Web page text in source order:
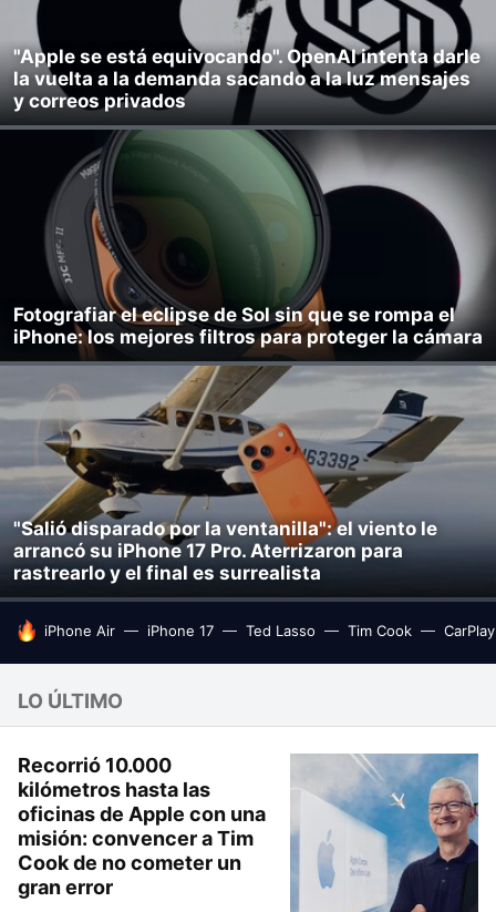
"Apple se está equivocando". OpenAI intenta darle
la vuelta a la demanda sacando a la luz mensajes
y correos privados
Fotografiar el eclipse de Sol sin que se rompa el
iPhone: los mejores filtros para proteger la cámara
"Salió disparado por la ventanilla": el viento le
arrancó su iPhone 17 Pro. Aterrizaron para
rastrearlo y el final es surrealista
HOY SE HABLA DE
iPhone Air iPhone 17 Ted Lasso Tim Cook CarPlay
LO ÚLTIMO
Recorrió 10.000
kilómetros hasta las
oficinas de Apple con una
misión: convencer a Tim
Cook de no cometer un
gran error